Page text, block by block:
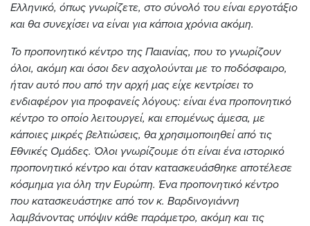
Ελληνικό, όπως γνωρίζετε, στο σύνολό του είναι εργοτάξιο
και θα συνεχίσει να είναι για κάποια χρόνια ακόμη.
Το προπονητικό κέντρο της Παιανίας, που το γνωρίζουν
όλοι, ακόμη και όσοι δεν ασχολούνται με το ποδόσφαιρο,
ήταν αυτό που από την αρχή μας είχε κεντρίσει το
ενδιαφέρον για προφανείς λόγους: είναι ένα προπονητικό
κέντρο το οποίο λειτουργεί, και επομένως άμεσα, με
κάποιες μικρές βελτιώσεις, θα χρησιμοποιηθεί από τις
Εθνικές Ομάδες. Όλοι γνωρίζουμε ότι είναι ένα ιστορικό
προπονητικό κέντρο και όταν κατασκευάσθηκε αποτέλεσε
κόσμημα για όλη την Ευρώπη. Ένα προπονητικό κέντρο
που κατασκευάστηκε από τον κ. Βαρδινογιάννη
λαμβάνοντας υπόψιν κάθε παράμετρο, ακόμη και τις